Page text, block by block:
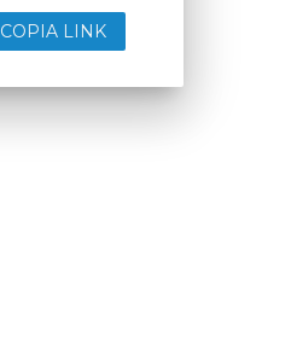
COPIA LINK